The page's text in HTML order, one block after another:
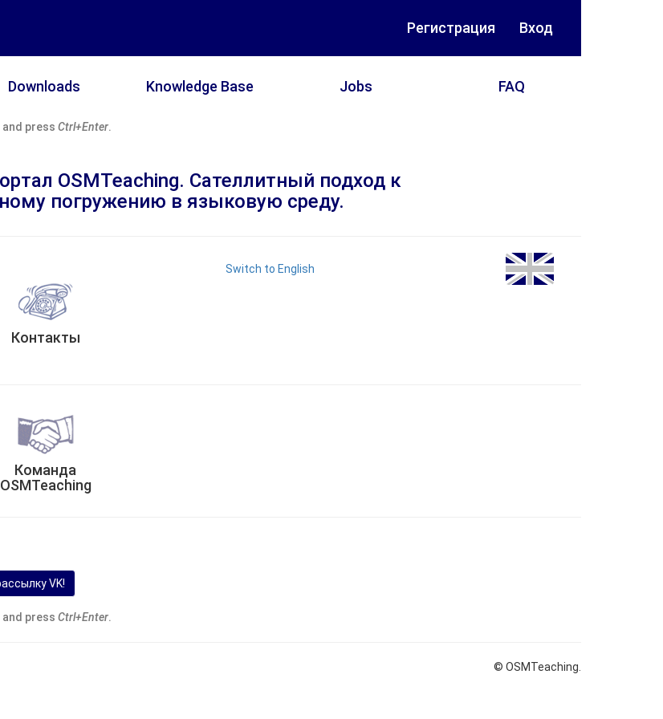
Регистрация Вход
Downloads Knowledge Base Jobs FAQ
press Ctrl+Enter.
OSMTeaching. Сателлитный подход к
погружению в языковую среду.
Switch to English
Контакты
Команда
OSMTeaching
VK!
press Ctrl+Enter.
© OSMTeaching.